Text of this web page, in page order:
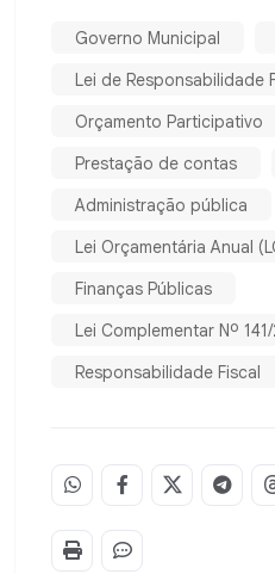
Governo Municipal
Lei de Responsabilidade
Orçamento Participativo
Prestação de contas
Administração pública
Lei Orçamentária Anual
Finanças Públicas
Lei Complementar Nº
Responsabilidade Fiscal